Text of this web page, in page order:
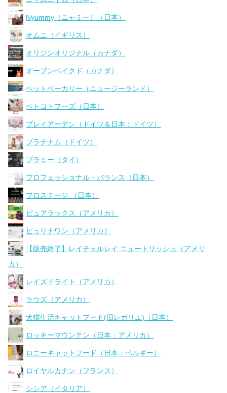
Nyummy（ニャミー）（日本）
オムニ（イギリス）
オリジンオリジナル（カナダ）
オーブンベイクド（カナダ）
ペットベーカリー（ニュージーランド）
ペトコトフーズ（日本）
プレイアーデン（ドイツ＆日本：ドイツ）
プラチナム（ドイツ）
プラミー（タイ）
プロフェッショナル・バランス（日本）
プロステージ （日本）
ピュアラックス（アメリカ）
ピュリナワン（アメリカ）
【販売終了】レイチェルレイ ニュートリッシュ（アメリ
カ）
レイズドライト（アメリカ）
ラウズ（アメリカ）
犬猫生活キャットフード(旧レガリエ)（日本）
ロッキーマウンテン（日本：アメリカ）
ロニーキャットフード（日本：ベルギー）
ロイヤルカナン（フランス）
シシア（イタリア）